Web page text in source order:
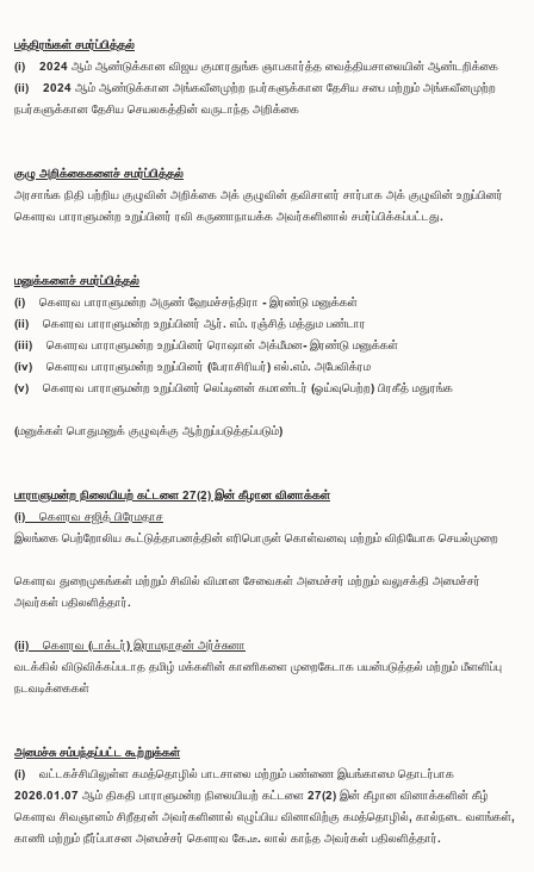
பத்திரங்கள் சமர்ப்பித்தல்
(i) 2024 ஆம் ஆண்டுக்கான விஜய குமாரதுங்க ஞாபகார்த்த வைத்தியசாலையின் ஆண்டறிக்கை
(ii) 2024 ஆம் ஆண்டுக்கான அங்கவீனமுற்ற நபர்களுக்கான தேசிய சபை மற்றும் அங்கவீனமுற்ற
நபர்களுக்கான தேசிய செயலகத்தின் வருடாந்த அறிக்கை
குழு அறிக்கைகளைச் சமர்ப்பித்தல்
அரசாங்க நிதி பற்றிய குழுவின் அறிக்கை அக் குழுவின் தவிசாளர் சார்பாக அக் குழுவின் உறுப்பினர்
கௌரவ பாராளுமன்ற உறுப்பினர் ரவி கருணாநாயக்க அவர்களினால் சமர்ப்பிக்கப்பட்டது.
மனுக்களைச் சமர்ப்பித்தல்
(i) கௌரவ பாராளுமன்ற அருண் ஹேமச்சந்திரா - இரண்டு மனுக்கள்
(ii) கௌரவ பாராளுமன்ற உறுப்பினர் ஆர். எம். ரஞ்சித் மத்தும பண்டார
(iii) கௌரவ பாராளுமன்ற உறுப்பினர் ரொஷான் அக்மீமன- இரண்டு மனுக்கள்
(iv) கௌரவ பாராளுமன்ற உறுப்பினர் (பேராசிரியர்) எல்.எம். அபேவிக்ரம
(v) கௌரவ பாராளுமன்ற உறுப்பினர் லெப்டினன் கமாண்டர் (ஓய்வுபெற்ற) பிரகீத் மதுரங்க
(மனுக்கள் பொதுமனுக் குழுவுக்கு ஆற்றுப்படுத்தப்படும்)
பாராளுமன்ற நிலையியற் கட்டளை 27(2) இன் கீழான வினாக்கள்
(i) கௌரவ சஜித் பிரேமதாச
இலங்கை பெற்றோலிய கூட்டுத்தாபனத்தின் எரிபொருள் கொள்வனவு மற்றும் விநியோக செயல்முறை
கௌரவ துறைமுகங்கள் மற்றும் சிவில் விமான சேவைகள் அமைச்சர் மற்றும் வலுசக்தி அமைச்சர்
அவர்கள் பதிலளித்தார்.
(ii) கௌரவ (டாக்டர்) இராமநாதன் அர்ச்சுனா
வடக்கில் விடுவிக்கப்படாத தமிழ் மக்களின் காணிகளை முறைகேடாக பயன்படுத்தல் மற்றும் மீளளிப்பு
நடவடிக்கைகள்
அமைச்சு சம்பந்தப்பட்ட கூற்றுக்கள்
(i) வட்டகச்சியிலுள்ள கமத்தொழில் பாடசாலை மற்றும் பண்ணை இயங்காமை தொடர்பாக
2026.01.07 ஆம் திகதி பாராளுமன்ற நிலையியற் கட்டளை 27(2) இன் கீழான வினாக்களின் கீழ்
கௌரவ சிவஞானம் சிறீதரன் அவர்களினால் எழுப்பிய வினாவிற்கு கமத்தொழில், கால்நடை வளங்கள்,
காணி மற்றும் நீர்ப்பாசன அமைச்சர் கௌரவ கே.டீ. லால் காந்த அவர்கள் பதிலளித்தார்.